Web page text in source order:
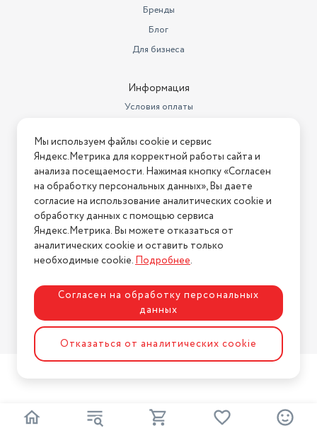
Бренды
Блог
Для бизнеса
Информация
Условия оплаты
Условия возврата
Нашли ошибку на сайте? Напишите нам
2026 © Интернет-магазин "АстМаркет". У нас есть всё!
Политика конфиденциальности
Разработка сайтаASTDESIGN
Мы используем файлы cookie и сервис
Яндекс.Метрика для корректной работы сайта и
анализа посещаемости. Нажимая кнопку «Согласен
на обработку персональных данных», Вы даете
согласие на использование аналитических cookie и
обработку данных с помощью сервиса
Яндекс.Метрика. Вы можете отказаться от
аналитических cookie и оставить только
необходимые cookie.Подробнее.
Согласен на обработку персональных
данных
Отказаться от аналитических cookie